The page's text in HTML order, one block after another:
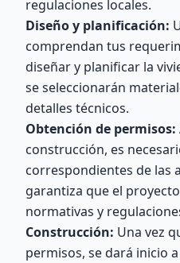
regulaciones locales.
Diseño y planificación:
comprendan tus
diseñar y planificar la
se seleccionarán
detalles técnicos.
Obtención de permisos:
construcción, es
correspondientes de las
garantiza que el
normativas y
Construcción: Una vez
permisos, se dará inicio